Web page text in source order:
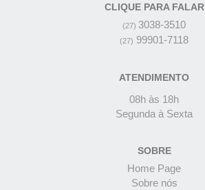
CLIQUE PARA FALAR
(27) 3038-3510
(27) 99901-7118
ATENDIMENTO
08h às 18h
Segunda à Sexta
SOBRE
Home Page
Sobre nós